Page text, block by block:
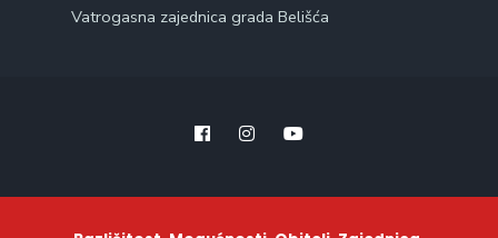
Vatrogasna zajednica grada Belišća